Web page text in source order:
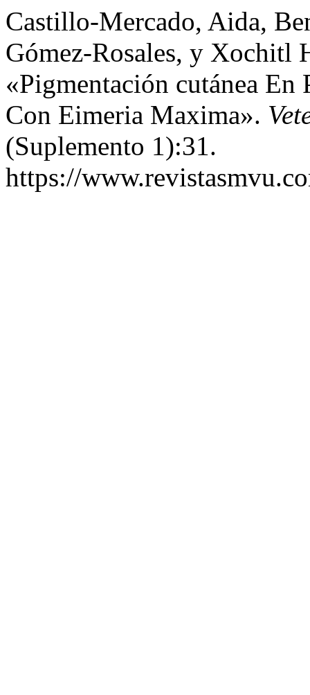
Castillo-Mercado, Aida,
Gómez-Rosales, y Xochitl
«Pigmentación cutánea En
Con Eimeria Maxima».
(Suplemento 1):31.
https://